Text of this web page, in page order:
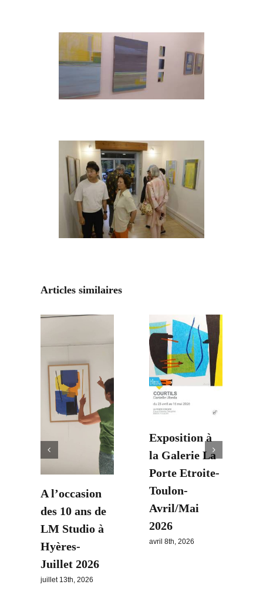
Articles similaires
A l’occasion
des 10 ans de
LM Studio à
Hyères-
Juillet 2026
juillet 13th, 2026
Exposition à
la Galerie La
Porte Etroite-
Toulon-
Avril/Mai
2026
avril 8th, 2026